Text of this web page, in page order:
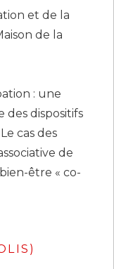
et de la
de la
: une
dispositifs
cas des
de
être « co-